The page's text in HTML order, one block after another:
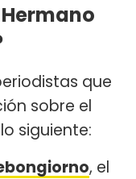
que
sobre el
siguiente:
, el